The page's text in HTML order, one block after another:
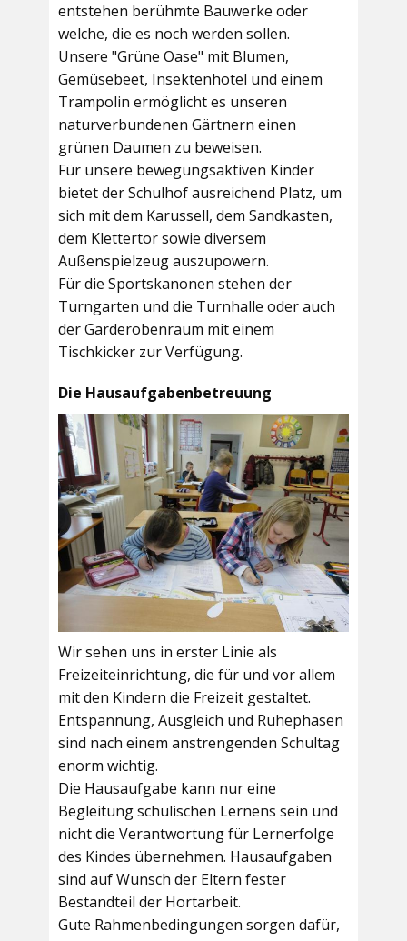
entstehen berühmte Bauwerke oder
welche, die es noch werden sollen.
Unsere "Grüne Oase" mit Blumen,
Gemüsebeet, Insektenhotel und einem
Trampolin ermöglicht es unseren
naturverbundenen Gärtnern einen
grünen Daumen zu beweisen.
Für unsere bewegungsaktiven Kinder
bietet derSchulhofausreichend Platz, um
sich mit dem Karussell, dem Sandkasten,
dem Klettertor sowie diversem
Außenspielzeug auszupowern.
Für die Sportskanonen stehen der
Turngarten und die Turnhalle oder auch
derGarderobenraum mit einem
Tischkicker zur Verfügung.
Die Hausaufgabenbetreuung
Wir sehen uns in erster Linie als
Freizeiteinrichtung, die für und vor allem
mit den Kindern die Freizeit gestaltet.
Entspannung, Ausgleich und Ruhephasen
sind nach einem anstrengenden Schultag
enorm wichtig.
Die Hausaufgabe kann nur eine
Begleitung schulischen Lernens sein und
nicht die Verantwortung für Lernerfolge
des Kindes übernehmen. Hausaufgaben
sind auf Wunsch der Eltern fester
Bestandteil der Hortarbeit.
Gute Rahmenbedingungen sorgen dafür,